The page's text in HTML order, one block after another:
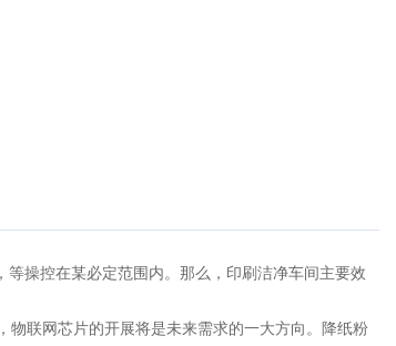
操控在某必定范围内。那么，印刷洁净车间主要效
联网芯片的开展将是未来需求的一大方向。降纸粉